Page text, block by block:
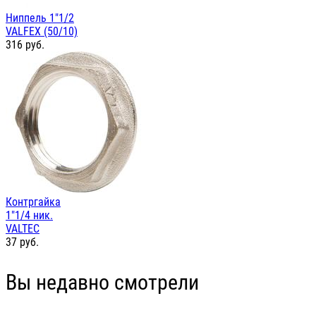
Ниппель 1"1/2
VALFEX (50/10)
316 руб.
Контргайка
1"1/4 ник.
VALTEC
37 руб.
Вы недавно смотрели